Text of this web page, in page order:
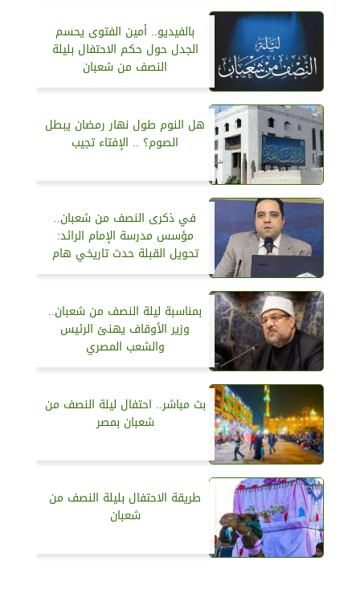
بالفيديو.. أمين الفتوى يحسم
الجدل حول حكم الاحتفال بليلة
النصف من شعبان
هل النوم طول نهار رمضان يبطل
الصوم؟ .. الإفتاء تجيب
في ذكرى النصف من شعبان..
مؤسس مدرسة الإمام الرائد:
تحويل القبلة حدث تاريخي هام
بمناسبة ليلة النصف من شعبان..
وزير الأوقاف يهنئ الرئيس
والشعب المصري
بث مباشر.. احتفال ليلة النصف من
شعبان بمصر
طريقة الاحتفال بليلة النصف من
شعبان